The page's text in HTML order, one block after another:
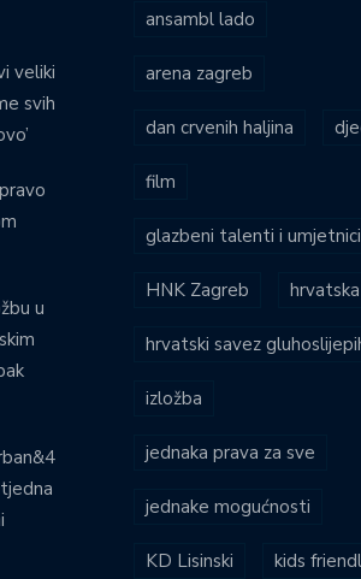
veliki
svih
u
ansambl lado
arena zagreb
dan crvenih haljina
film
glazbeni talenti i
HNK Zagreb hrvatska
hrvatski savez
izložba
jednaka prava za sve
jednake mogućnosti
KD Lisinski kids